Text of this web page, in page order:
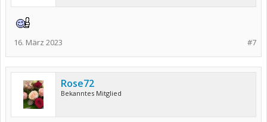
#7
16. März 2023
Rose72
Bekanntes Mitglied